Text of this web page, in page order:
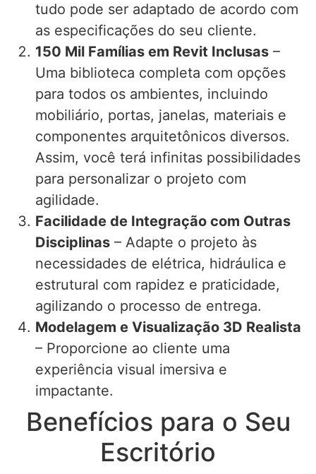
tudo pode ser adaptado de acordo com
as especificações do seu cliente.
150 Mil Famílias em Revit Inclusas –
Uma biblioteca completa com opções
para todos os ambientes, incluindo
mobiliário, portas, janelas, materiais e
componentes arquitetônicos diversos.
Assim, você terá infinitas possibilidades
para personalizar o projeto com
agilidade.
Facilidade de Integração com Outras
Disciplinas – Adapte o projeto às
necessidades de elétrica, hidráulica e
estrutural com rapidez e praticidade,
agilizando o processo de entrega.
Modelagem e Visualização 3D Realista
– Proporcione ao cliente uma
experiência visual imersiva e
impactante.
Benefícios para o Seu
Escritório